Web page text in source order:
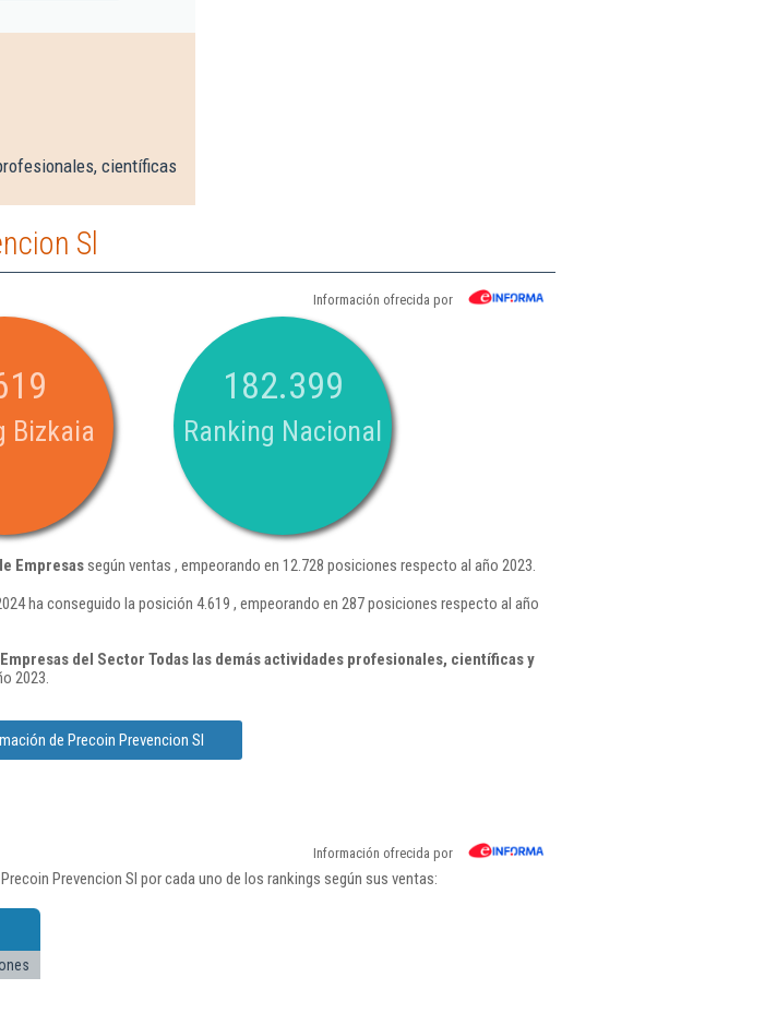
científicas
Sl
Información ofrecida por
Bizkaia
182.399
Ranking Nacional
Empresassegún ventas , empeorando en 12.728 posiciones respecto al año 2023.
ha conseguido la posición 4.619 , empeorando en 287 posiciones respecto al año
del Sector Todas las demás actividades profesionales, científicas y
2023.
de Precoin Prevencion Sl
Información ofrecida por
Prevencion Sl por cada uno de los rankings según sus ventas: